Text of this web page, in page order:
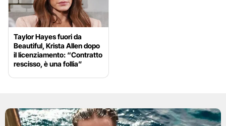
Taylor Hayes fuori da
Beautiful, Krista Allen dopo
il licenziamento: “Contratto
rescisso, è una follia”